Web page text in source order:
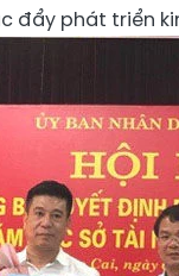
đẩy phát triển